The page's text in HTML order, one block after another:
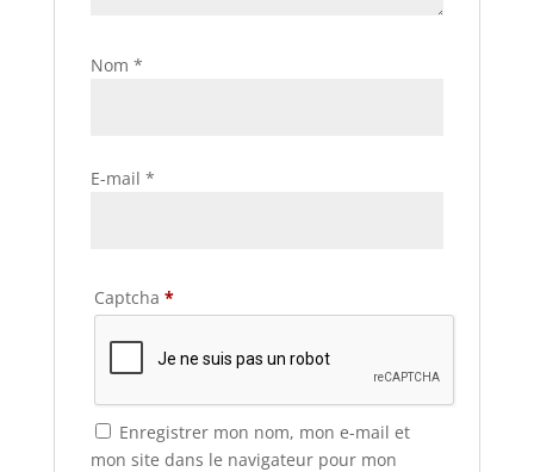
Nom *
E-mail *
Captcha *
Enregistrer mon nom, mon e-mail et
mon site dans le navigateur pour mon